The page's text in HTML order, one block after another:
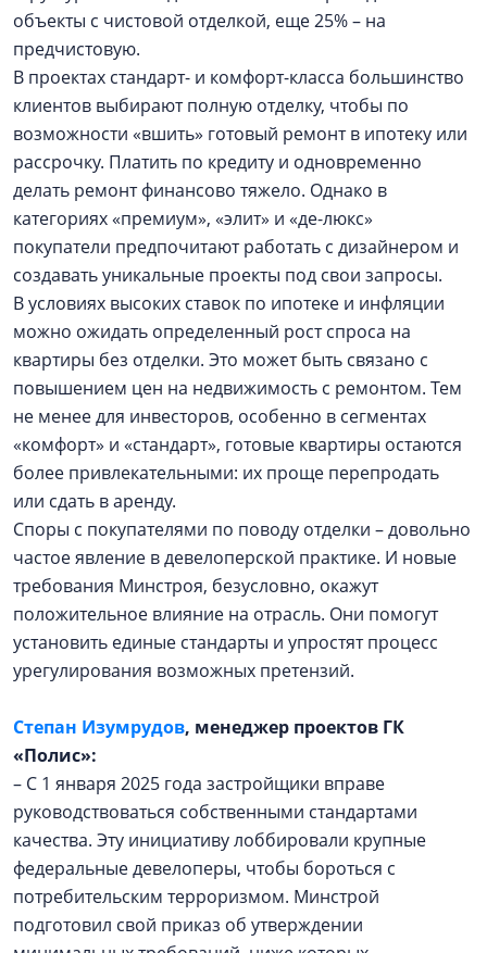
объекты с чистовой отделкой, еще 25% – на
предчистовую.
В проектах стандарт- и комфорт-класса большинство
клиентов выбирают полную отделку, чтобы по
возможности «вшить» готовый ремонт в ипотеку или
рассрочку. Платить по кредиту и одновременно
делать ремонт финансово тяжело. Однако в
категориях «премиум», «элит» и «де-люкс»
покупатели предпочитают работать с дизайнером и
создавать уникальные проекты под свои запросы.
В условиях высоких ставок по ипотеке и инфляции
можно ожидать определенный рост спроса на
квартиры без отделки. Это может быть связано с
повышением цен на недвижимость с ремонтом. Тем
не менее для инвесторов, особенно в сегментах
«комфорт» и «стандарт», готовые квартиры остаются
более привлекательными: их проще перепродать
или сдать в аренду.
Споры с покупателями по поводу отделки – довольно
частое явление в девелоперской практике. И новые
требования Минстроя, безусловно, окажут
положительное влияние на отрасль. Они помогут
установить единые стандарты и упростят процесс
урегулирования возможных претензий.
Степан Изумрудов, менеджер проектов ГК
«Полис»:
– С 1 января 2025 года застройщики вправе
руководствоваться собственными стандартами
качества. Эту инициативу лоббировали крупные
федеральные девелоперы, чтобы бороться с
потребительским терроризмом. Минстрой
подготовил свой приказ об утверждении